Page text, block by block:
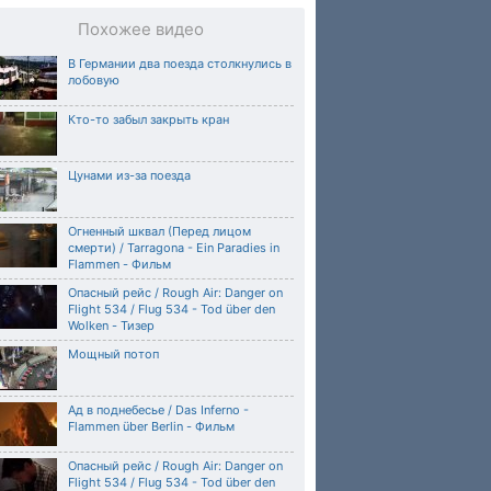
Похожее видео
В Германии два поезда столкнулись в
лобовую
Кто-то забыл закрыть кран
Цунами из-за поезда
Огненный шквал (Перед лицом
смерти) / Tarragona - Ein Paradies in
Flammen - Фильм
Опасный рейс / Rough Air: Danger on
Flight 534 / Flug 534 - Tod über den
Wolken - Тизер
Мощный потоп
Ад в поднебесье / Das Inferno -
Flammen über Berlin - Фильм
Опасный рейс / Rough Air: Danger on
Flight 534 / Flug 534 - Tod über den